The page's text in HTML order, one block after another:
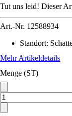
Tut uns leid! Dieser
Art.-Nr. 12588934
Standort:
Mehr Artikeldetails
Menge (ST)